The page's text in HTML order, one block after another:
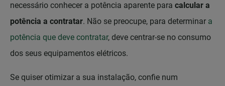
necessário conhecer a potência aparente para calcular a
potência a contratar. Não se preocupe, para determinar a
potência que deve contratar, deve centrar-se no consumo
dos seus equipamentos elétricos.
Se quiser otimizar a sua instalação, confie num